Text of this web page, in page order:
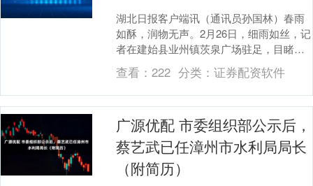
湖北日报客户端讯（通讯员孙国林）春雨
如酥，润物无声。2月26日，细雨如丝，记
者在建始县业州镇茨泉广场驻足，目睹一
树树海棠竞相绽放。蒙蒙烟雨间，繁花舒
展，花色娇艳....
查看：222 分类： 证券配资软件
广源优配 市委组织部公示后，
蔡艺武已任漳州市水利局局长
（附简历）